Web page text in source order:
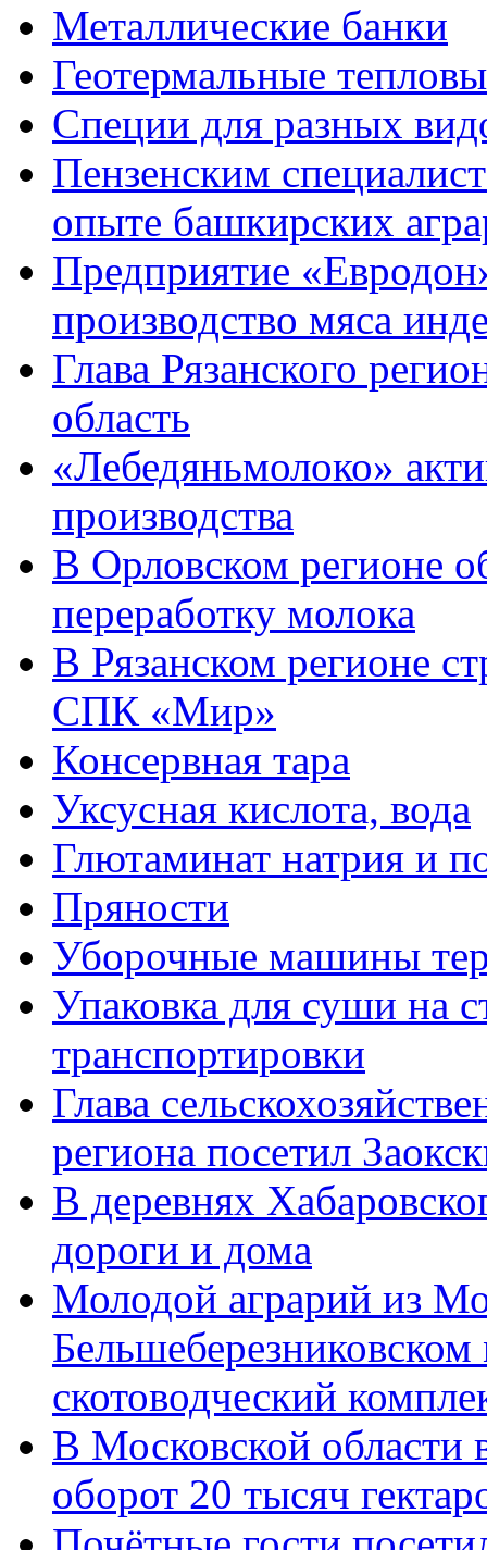
Металлические банки
Геотермальные
Специи для разных
Пензенским
опыте башкирских
Предприятие
производство мяса
Глава Рязанского
область
«Лебедяньмолоко»
производства
В Орловском регионе
переработку молока
В Рязанском регионе
СПК «Мир»
Консервная тара
Уксусная кислота, вода
Глютаминат натрия и
Пряности
Уборочные машины
Упаковка для суши на
транспортировки
Глава
региона посетил
В деревнях
дороги и дома
Молодой аграрий из
скотоводческий
В Московской области
оборот 20 тысяч